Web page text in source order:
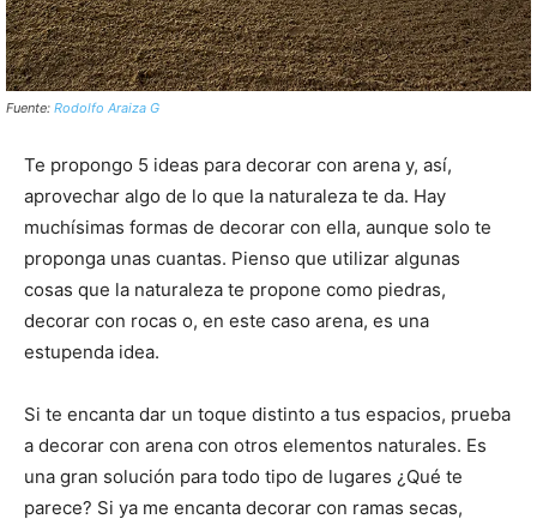
Fuente: Rodolfo Araiza G
Te propongo 5 ideas para decorar con arena y, así,
aprovechar algo de lo que la naturaleza te da. Hay
muchísimas formas de decorar con ella, aunque solo te
proponga unas cuantas. Pienso que utilizar algunas
cosas que la naturaleza te propone como piedras,
decorar con rocas o, en este caso arena, es una
estupenda idea.
Si te encanta dar un toque distinto a tus espacios, prueba
a decorar con arena con otros elementos naturales. Es
una gran solución para todo tipo de lugares ¿Qué te
parece? Si ya me encanta decorar con ramas secas,